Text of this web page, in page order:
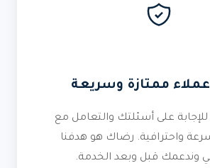
ممتازة وسريعة
للإجابة على أسئلتك والتعامل مع
واحترافية. رضاك هو هدفنا
وندعمك قبل وبعد الخدمة.